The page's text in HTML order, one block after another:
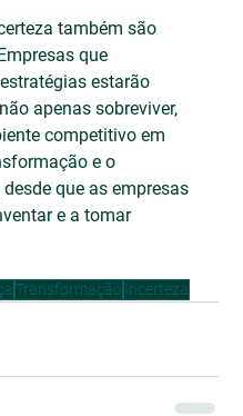
também são
que
estarão
apenas sobreviver,
competitivo em
e o
que as empresas
e a tomar
Transformação Incerteza